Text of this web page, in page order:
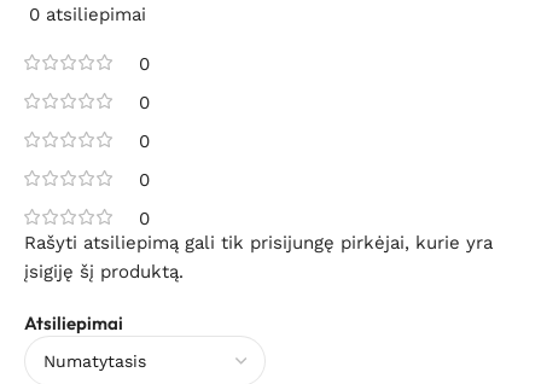
0 atsiliepimai
0
0
0
0
0
Atsiliepimai
Rašyti atsiliepimą gali tik prisijungę pirkėjai, kurie yra
įsigiję šį produktą.